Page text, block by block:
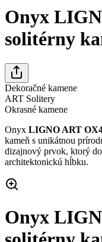
Onyx
solitérny
Dekoračné kamene
ART Solitery
Okrasné kamene
Onyx LIGNO ART
kameň s unikátnou
dizajnový prvok, ktorý
architektonickú hĺbku.
Onyx